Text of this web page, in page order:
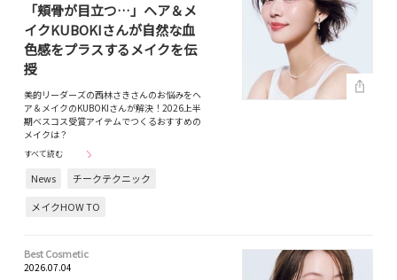
「頬骨が目立つ…」ヘア＆メ
イクKUBOKIさんが自然な血
色感をプラスするメイクを伝
授
美的リーダーズの西林さきさんのお悩みをヘ
ア＆メイクのKUBOKIさんが解決！2026上半
期ベスコス受賞アイテムでつくるおすすめの
メイクは？
すべて読む
News
チークテクニック
メイクHOW TO
Best Cosmetic
2026.07.04